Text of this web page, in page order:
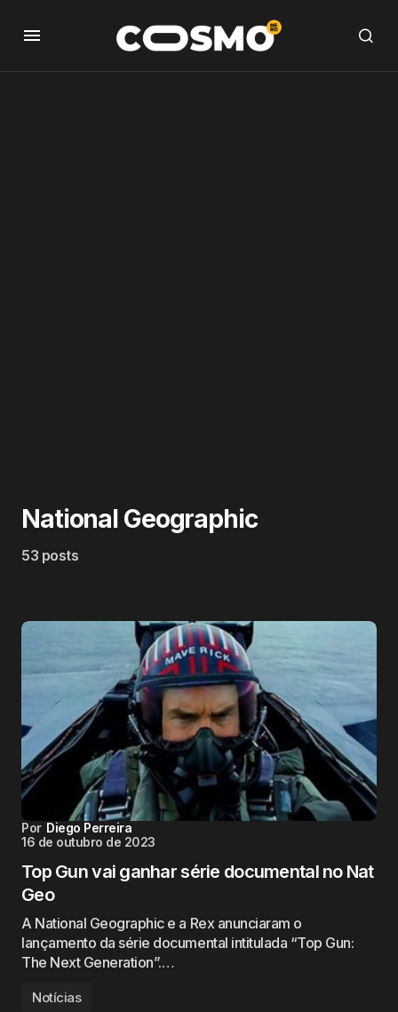
National Geographic
53 posts
Por Diego Perreira
16 de outubro de 2023
Top Gun vai ganhar série documental no Nat
Geo
A National Geographic e a Rex anunciaram o
lançamento da série documental intitulada “Top Gun:
The Next Generation”.…
Notícias